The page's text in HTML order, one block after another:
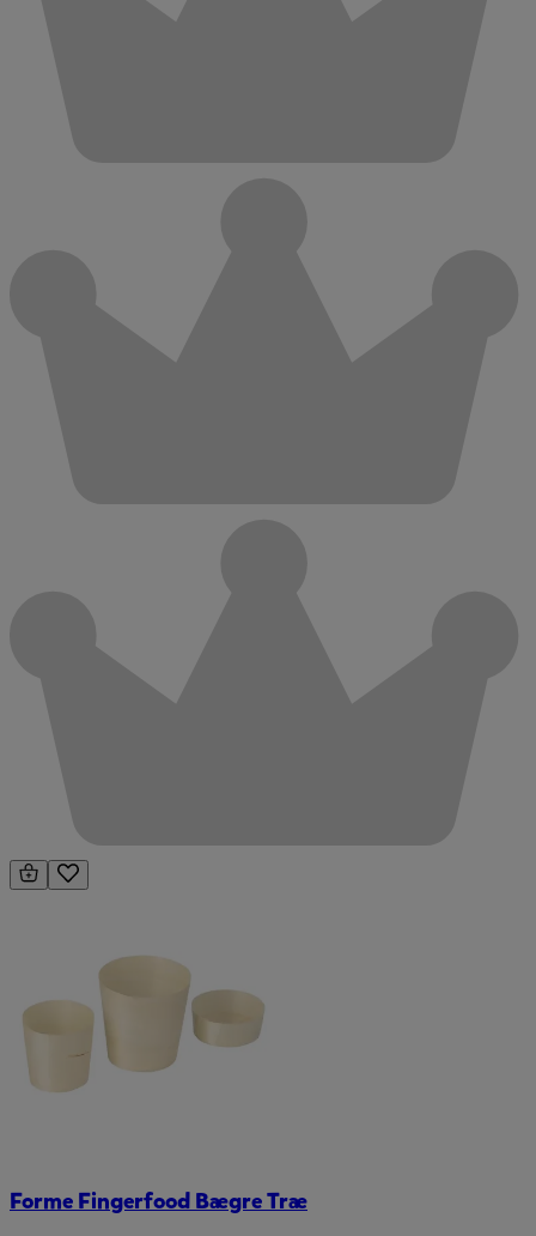
Forme Fingerfood Bægre Træ